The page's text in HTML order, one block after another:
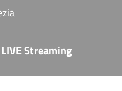
secondario
LIVE Streaming